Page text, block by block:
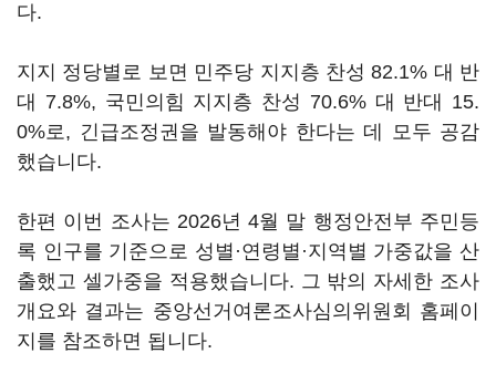
다.
지지 정당별로 보면 민주당 지지층 찬성 82.1% 대 반
대 7.8%, 국민의힘 지지층 찬성 70.6% 대 반대 15.
0%로, 긴급조정권을 발동해야 한다는 데 모두 공감
했습니다.
한편 이번 조사는 2026년 4월 말 행정안전부 주민등
록 인구를 기준으로 성별·연령별·지역별 가중값을 산
출했고 셀가중을 적용했습니다. 그 밖의 자세한 조사
개요와 결과는 중앙선거여론조사심의위원회 홈페이
지를 참조하면 됩니다.